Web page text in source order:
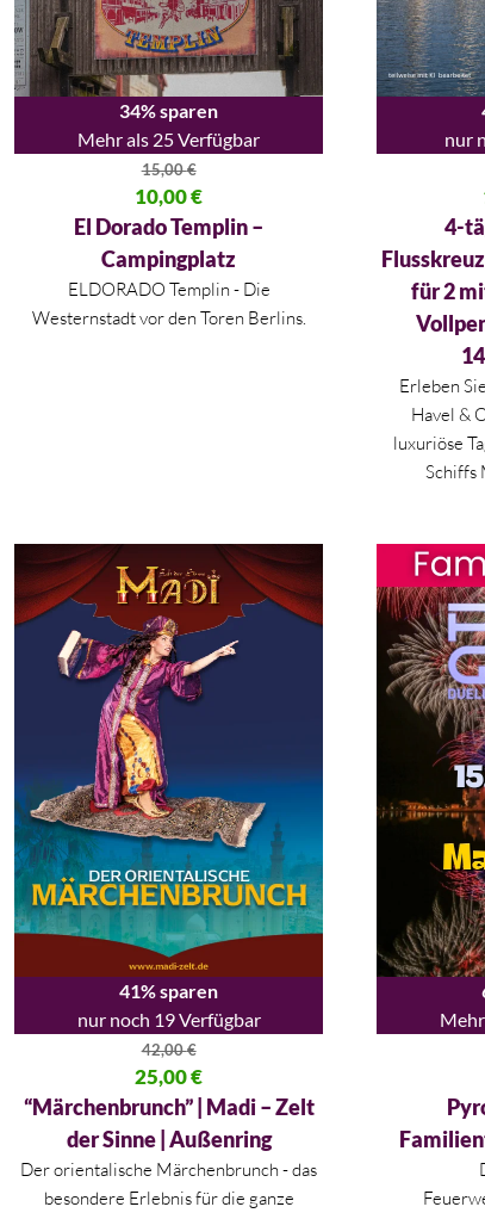
34% sparen
Mehr als 25 Verfügbar
15,00€
Ursprünglicher Preis war: 15,00 €
10,00€
Aktueller Preis ist: 10,00 €.
El Dorado Templin –
Campingplatz
ELDORADO Templin - Die
Westernstadt vor den Toren Berlins.
nur
Aktueller4-
für 2
Erleben
Havel &
luxuriöse
Schiffs
41% sparen
nur noch 19 Verfügbar
42,00€
Ursprünglicher Preis war: 42,00 €
25,00€
Aktueller Preis ist: 25,00 €.
“Märchenbrunch” | Madi – Zelt
der Sinne | Außenring
Der orientalische Märchenbrunch - das
besondere Erlebnis für die ganze
Aktueller